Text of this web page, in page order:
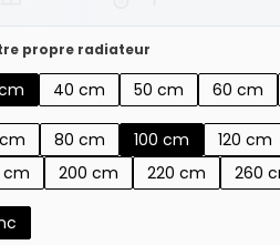
propre radiateur
40 cm 50 cm 60 cm
80 cm 100 cm 120 cm
cm
200 cm 220 cm 260